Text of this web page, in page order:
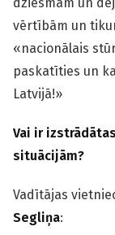
vērtībām un
«nacionālais
paskatīties un
Latvijā!»
Vai ir
situācijām?
Vadītājas
Segliņa: